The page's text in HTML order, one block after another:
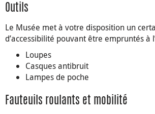
Outils
Le Musée met à votre disposition un
d’accessibilité pouvant être empruntés à
Loupes
Casques antibruit
Lampes de poche
Fauteuils roulants et mobilité